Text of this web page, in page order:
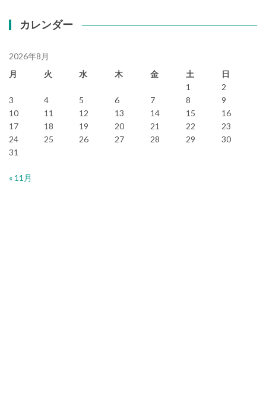
カレンダー
2026年8月
月
火 水 木 金 土
日
1
2
3
4 5 6 7 8
9
10
11 12 13 14 15
16
17
18 19 20 21 22
23
24
25 26 27 28 29
30
31
« 11月